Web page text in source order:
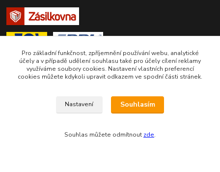
(Po-Pá - 9:00-17:00hod, So 8:00-12:00hod)
Pro základní funkčnost, zpříjemnění používání webu, analytické
účely a v případě udělení souhlasu také pro účely cílení reklamy
využíváme soubory cookies. Nastavení vlastních preferencí
cookies můžete kdykoli upravit odkazem ve spodní části stránek.
Nastavení Souhlasím
Souhlas můžete odmítnout zde.